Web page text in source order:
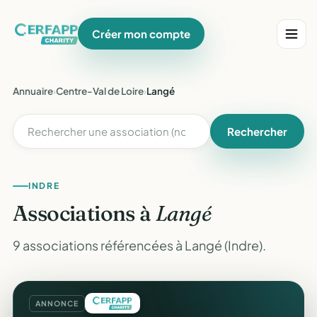
Créer mon compte
Annuaire›Centre-Val de Loire›Langé
Rechercher
INDRE
Associations àLangé
9 associations référencées à Langé (Indre).
ANNONCE